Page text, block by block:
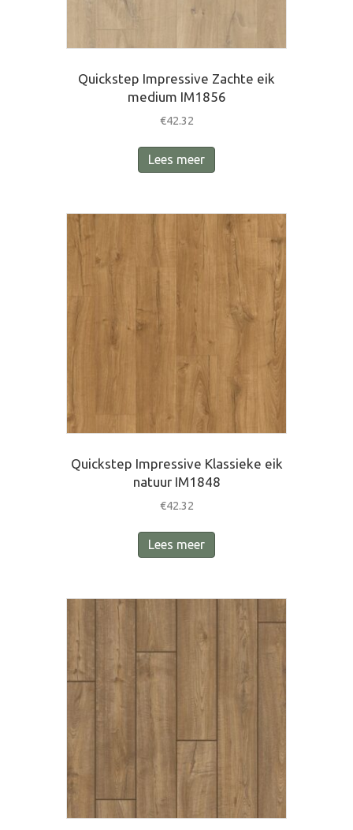
Quickstep Impressive Zachte eik
medium IM1856
€42.32
Lees meer
Quickstep Impressive Klassieke eik
natuur IM1848
€42.32
Lees meer